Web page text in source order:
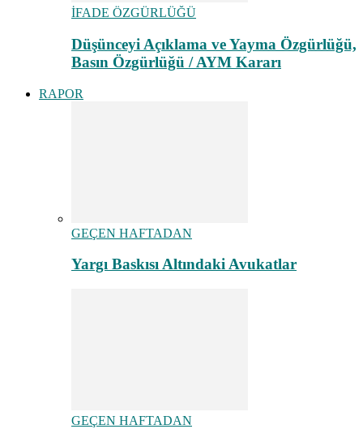
İFADE ÖZGÜRLÜĞÜ
Düşünceyi Açıklama ve Yayma Özgürlüğü,
Basın Özgürlüğü / AYM Kararı
RAPOR
GEÇEN HAFTADAN
Yargı Baskısı Altındaki Avukatlar
GEÇEN HAFTADAN